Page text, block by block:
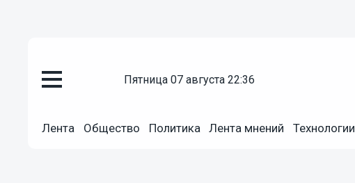
пятница 07 августа 22:36
Лента Общество Политика Лента мнений Технологии
12.12.201917:25